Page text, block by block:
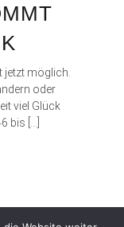
jetzt möglich.
oder
viel Glück
bis […]